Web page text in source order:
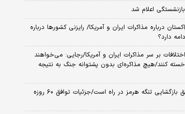
اعلام شد
درباره مذاکرات ایران و آمریکا/ رایزنی کشورها درباره
دارد؟
بر سر مذاکرات ایران و آمریکا/رجایی: می‌خواهند
خسته کنند/هیچ مذاکره‌ای بدون پشتوانه جنگ به نتیجه
العربیه: توافق بازگشایی تنگه هرمز در راه است/جزئیات توافق ۶۰ روزه